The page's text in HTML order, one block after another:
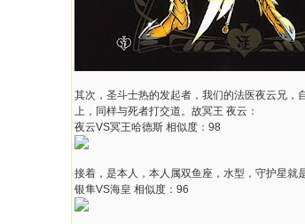
其次，圣斗士热的发起者，我们的法医夜云兄
上，同样与死者打交道。故冥王 夜云：
夜云VS冥王哈德斯 相似度：98
接着，是本人，本人属双鱼座，水型，守护星就
银隼VS海皇 相似度：96